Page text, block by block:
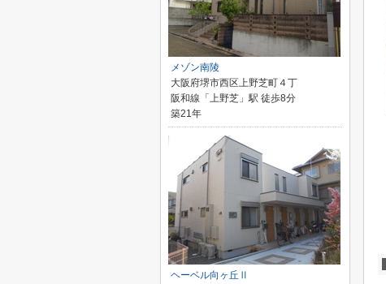
メゾン南陵
大阪府堺市西区上野芝町４丁
阪和線「上野芝」駅 徒歩8分
築21年
ヘーベル向ヶ丘Ⅱ